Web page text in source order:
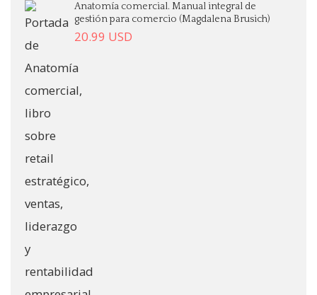
Anatomía comercial. Manual integral de
gestión para comercio (Magdalena Brusich)
20.99 USD